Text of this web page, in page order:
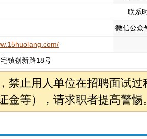
联系
微信公众
镇创新路18号
禁止用人单位在招聘面试
金等），请求职者提高警惕